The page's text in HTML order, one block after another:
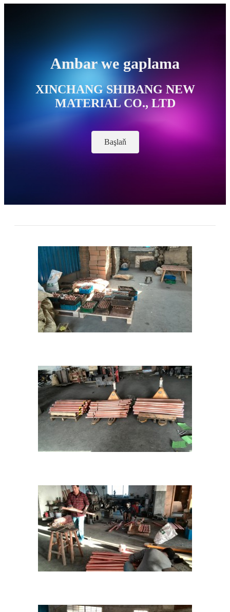
Ambar we gaplama
XINCHANG SHIBANG NEW
MATERIAL CO., LTD
Başlaň